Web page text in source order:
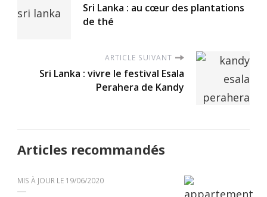
Sri Lanka : au cœur des plantations
de thé
ARTICLE SUIVANT
Sri Lanka : vivre le festival Esala
Perahera de Kandy
Articles recommandés
MIS À JOUR LE 19/06/2020